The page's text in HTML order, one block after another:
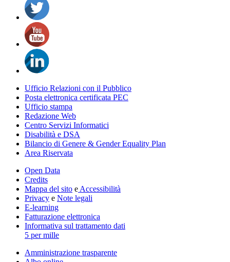
Ufficio Relazioni con il Pubblico
Posta elettronica certificata PEC
Ufficio stampa
Redazione Web
Centro Servizi Informatici
Disabilità e DSA
Bilancio di Genere & Gender Equality Plan
Area Riservata
Open Data
Credits
Mappa del sito e Accessibilità
Privacy e Note legali
E-learning
Fatturazione elettronica
Informativa sul trattamento dati
5 per mille
Amministrazione trasparente